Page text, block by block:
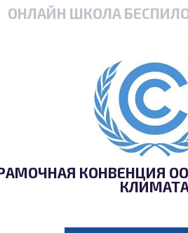
ОНЛАЙН ШКОЛА
КОНВЕНЦИЯ